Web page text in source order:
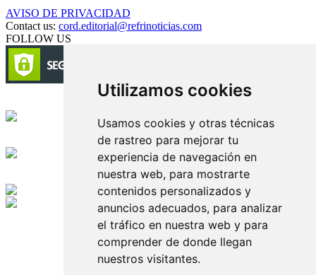
Utilizamos cookies
Usamos cookies y otras técnicas
de rastreo para mejorar tu
experiencia de navegación en
nuestra web, para mostrarte
contenidos personalizados y
anuncios adecuados, para analizar
el tráfico en nuestra web y para
comprender de donde llegan
nuestros visitantes.
AVISO DE PRIVACIDAD
Contact us: cord.editorial@refrinoticias.com
FOLLOW US
Edición digital con tecnología
Playa Revolcadero 222 Col. Reforma Iztaccihuatl Norte C.P. 08810
CIUDAD DE MEXICO
Conmutador CIUDAD DE MEXICO (+52) 555 740 4476, 555 740
© 2000-2026 BURO DE MERCADOTECNIA DEL CENTRO,